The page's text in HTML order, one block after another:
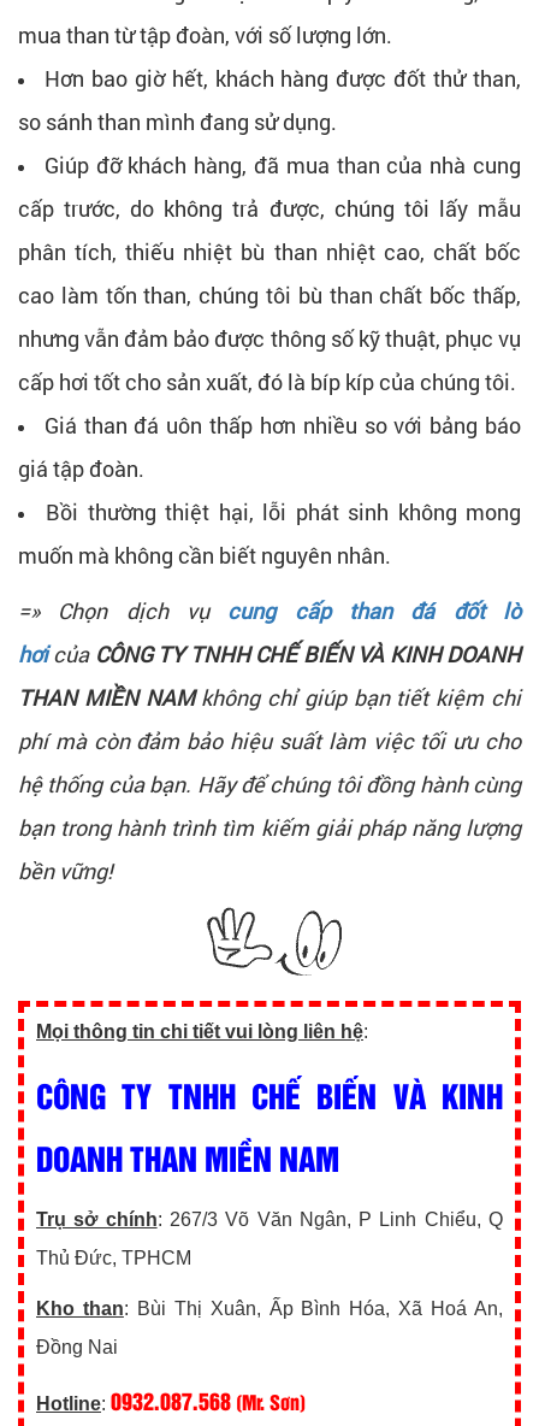
mua than từ tập đoàn, với số lượng lớn.
Hơn bao giờ hết, khách hàng được đốt thử than,
so sánh than mình đang sử dụng.
Giúp đỡ khách hàng, đã mua than của nhà cung
cấp trước, do không trả được, chúng tôi lấy mẫu
phân tích, thiếu nhiệt bù than nhiệt cao, chất bốc
cao làm tốn than, chúng tôi bù than chất bốc thấp,
nhưng vẫn đảm bảo được thông số kỹ thuật, phục vụ
cấp hơi tốt cho sản xuất, đó là bíp kíp của chúng tôi.
Giá than đá uôn thấp hơn nhiều so với bảng báo
giá tập đoàn.
Bồi thường thiệt hại, lỗi phát sinh không mong
muốn mà không cần biết nguyên nhân.
=» Chọn dịch vụ cung cấp than đá đốt lò
hơicủa CÔNG TY TNHH CHẾ BIẾN VÀ KINH DOANH
THAN MIỀN NAMkhông chỉ giúp bạn tiết kiệm chi
phí mà còn đảm bảo hiệu suất làm việc tối ưu cho
hệ thống của bạn. Hãy để chúng tôi đồng hành cùng
bạn trong hành trình tìm kiếm giải pháp năng lượng
bền vững!
Mọi thông tin chi tiết vui lòng liên hệ:
CÔNG TY TNHH CHẾ BIẾN VÀ KINH
DOANH THAN MIỀN NAM
Trụ sở chính: 267/3 Võ Văn Ngân, P Linh Chiểu, Q
Thủ Đức, TPHCM
Kho than: Bùi Thị Xuân, Ấp Bình Hóa, Xã Hoá An,
Đồng Nai
Hotline: 0932.087.568 (Mr. Sơn)